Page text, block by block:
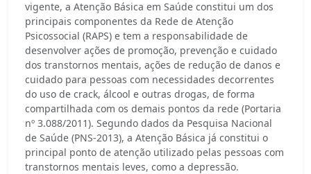
vigente, a Atenção Básica em Saúde constitui um dos
principais componentes da Rede de Atenção
Psicossocial (RAPS) e tem a responsabilidade de
desenvolver ações de promoção, prevenção e cuidado
dos transtornos mentais, ações de redução de danos e
cuidado para pessoas com necessidades decorrentes
do uso de crack, álcool e outras drogas, de forma
compartilhada com os demais pontos da rede (Portaria
nº 3.088/2011). Segundo dados da Pesquisa Nacional
de Saúde (PNS-2013), a Atenção Básica já constitui o
principal ponto de atenção utilizado pelas pessoas com
transtornos mentais leves, como a depressão.